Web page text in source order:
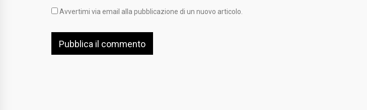
Avvertimi via email alla pubblicazione di un nuovo articolo.